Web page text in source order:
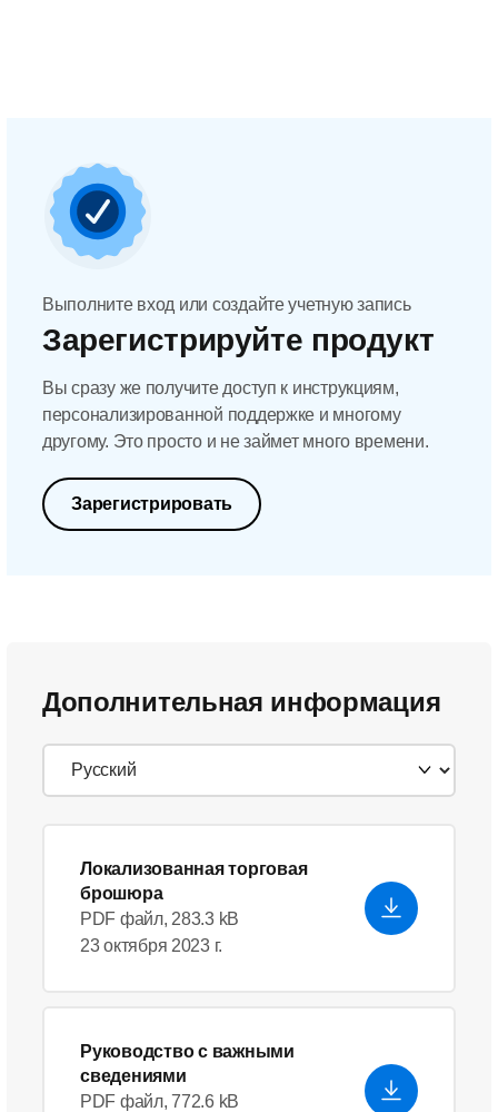
Выполните вход или создайте учетную запись
Зарегистрируйте продукт
Вы сразу же получите доступ к инструкциям,
персонализированной поддержке и многому
другому. Это просто и не займет много времени.
Зарегистрировать
Дополнительная информация
Локализованная торговая
брошюра
PDF файл, 283.3 kB
23 октября 2023 г.
Руководство с важными
сведениями
PDF файл, 772.6 kB